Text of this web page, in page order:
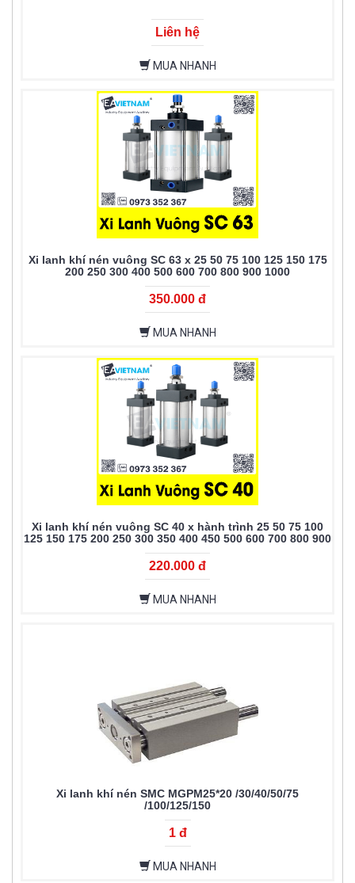
Liên hệ
MUA NHANH
Xi lanh khí nén vuông SC 63 x 25 50 75 100 125 150 175
200 250 300 400 500 600 700 800 900 1000
350.000 đ
MUA NHANH
Xi lanh khí nén vuông SC 40 x hành trình 25 50 75 100
125 150 175 200 250 300 350 400 450 500 600 700 800 900
1000
220.000 đ
MUA NHANH
Xi lanh khí nén SMC MGPM25*20 /30/40/50/75
/100/125/150
1 đ
MUA NHANH